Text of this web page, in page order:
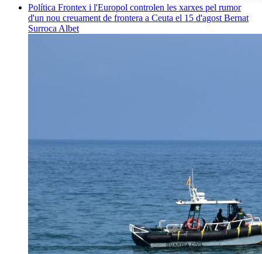
Política Frontex i l'Europol controlen les xarxes pel rumor
d'un nou creuament de frontera a Ceuta el 15 d'agost Bernat
Surroca Albet